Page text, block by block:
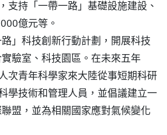
支持「一帶一路」基礎設施建設、
億元等。
」科技創新行動計劃，開展科技
驗室、科技園區。在未來五年
次青年科學家來大陸從事短期科研
學技術和管理人員，並倡議建立一
盟，並為相關國家應對氣候變化